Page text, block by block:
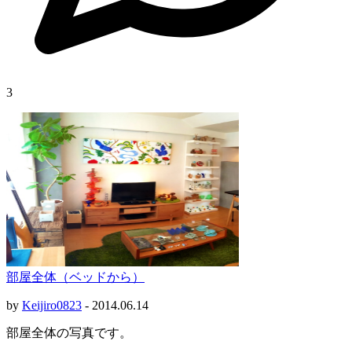
3
部屋全体（ベッドから）
by Keijiro0823 - 2014.06.14
部屋全体の写真です。